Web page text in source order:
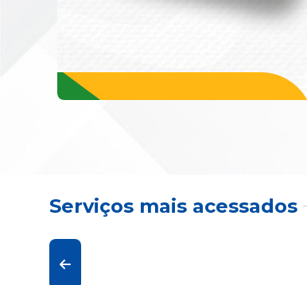
Serviços mais acessados